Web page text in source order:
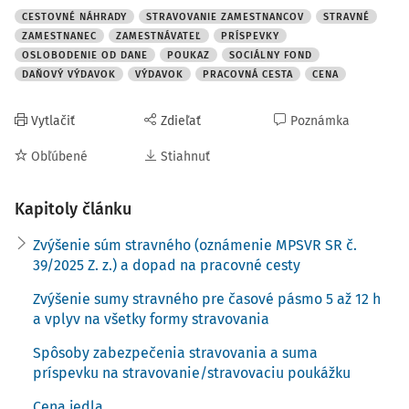
stravovaní zverejňuje Štatistický úrad SR na svojej
stránke v časti Indexy spotrebiteľských cien
(priečinok 2. 3. 1. 1.), ktoré si zamestnávateľ môže
kumulatívny index cien jedál a nealkoholických
nápojov v reštauračnom stravovaní).
náhrady/Určenie súm náhrad – § 8 sú tak isto zverejnené
pomôckou na výpočet zvýšených súm stravného
(vzhľadom na to, že v § 8 ods. 1 je ustanovený automatický
výpočet zvýšených súm stravného, zvýšené sumy
stravného si subjekty, ktorých sa to týka môžu priebežne
stravného; MPSVR SR po splnení podmienky pre ich
zvýšenie zvýšené sumy určené podľa § 8 ods. 1 iba
oznamuje v Zbierke zákonov SR).
CESTOVNÉ NÁHRADY STRAVOVANIE ZAMESTNANCOV
STRAVNÉ
ZAMESTNANEC
ZAMESTNÁVATEĽ
PRÍSPEVKY
OSLOBODENIE OD DANE
POUKAZ
SOCIÁLNY FOND
DAŇOVÝ VÝDAVOK
VÝDAVOK PRACOVNÁ CESTA CENA
Vytlačiť
Obľúbené
Zdieľať
Stiahnuť
Poznámka
Kapitoly článku
Zvýšenie súm stravného (oznámenie MPSVR SR č.
39/2025 Z. z.) a dopad na pracovné cesty
Zvýšenie sumy stravného pre časové pásmo 5 až 12 h
a vplyv na všetky formy stravovania
Spôsoby zabezpečenia stravovania a suma
príspevku na stravovanie/stravovaciu poukážku